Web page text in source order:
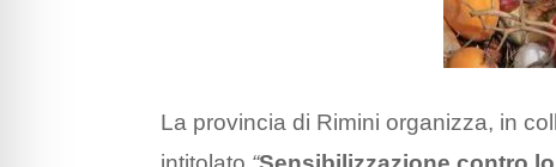
La provincia di Rimini organizza, in